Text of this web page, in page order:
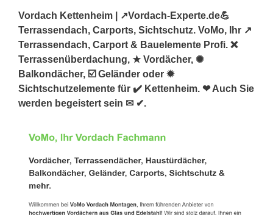
Vordach Kettenheim | ↗️Vordach-Experte.de💪
Terrassendach, Carports, Sichtschutz. VoMo, Ihr ↗️
Terrassendach, Carport & Bauelemente Profi. ❌
Terrassenüberdachung, ★ Vordächer, ✺
Balkondächer, ☑️ Geländer oder ✹
Sichtschutzelemente für ✔️ Kettenheim. ❤ Auch Sie
werden begeistert sein ✉ ✔.